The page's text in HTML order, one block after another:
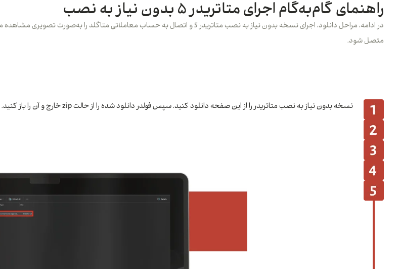
راهنمای گام‌به‌گام اجرای متاتریدر 5 بدون نیاز به نصب
در ادامه، مراحل دانلود، اجرای نسخه بدون نیاز به نصب متاتریدر 5 و اتصال به حساب
متصل شود.
نسخه بدون نیاز به نصب متاتریدر را از این صفحه دانلود کنید. سپس فولدر دانلود شده را از حالت zip خارج و آن را باز کنید.